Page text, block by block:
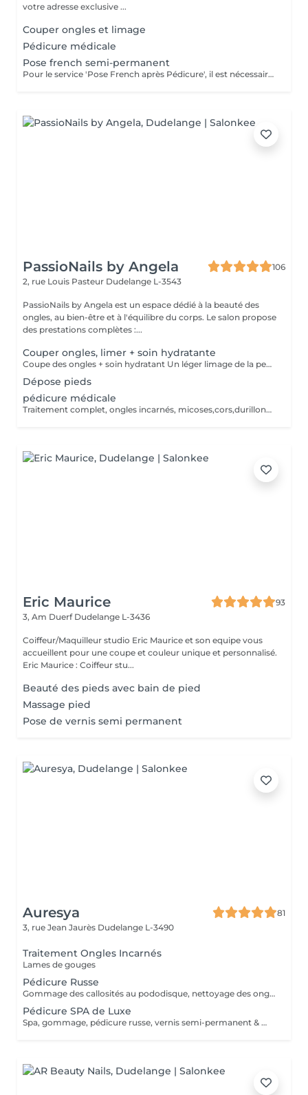
votre adresse exclusive ...
Couper ongles et limage
Pédicure médicale
Pose french semi-permanent
Pour le service 'Pose French après Pédicure', il est nécessaire de réserver aussi le service 'Pédicure'. Dans le service 'Pose french Standart' le nettoyage de la peau du contour des ongles est inclus.
PassioNails by Angela
106
2, rue Louis Pasteur Dudelange L-3543
PassioNails by Angela est un espace dédié à la beauté des
ongles, au bien-être et à l'équilibre du corps. Le salon propose
des prestations complètes :...
Couper ongles, limer + soin hydratante
Coupe des ongles + soin hydratant Un léger limage de la peau du pied.
Dépose pieds
pédicure médicale
Traitement complet, ongles incarnés, micoses,cors,durillons, crevasse ,il de perdrix, verrues
Eric Maurice
93
3, Am Duerf Dudelange L-3436
Coiffeur/Maquilleur studio Eric Maurice et son equipe vous
accueillent pour une coupe et couleur unique et personnalisé.
Eric Maurice : Coiffeur stu...
Beauté des pieds avec bain de pied
Massage pied
Pose de vernis semi permanent
Auresya
81
3, rue Jean Jaurès Dudelange L-3490
Traitement Ongles Incarnés
Lames de gouges
Pédicure Russe
Gommage des callosités au pododisque, nettoyage des ongles à la russe
Pédicure SPA de Luxe
Spa, gommage, pédicure russe, vernis semi-permanent & massage